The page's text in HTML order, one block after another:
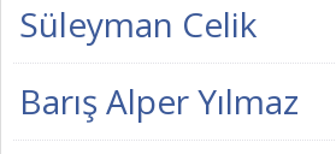
Süleyman Celik
Barış Alper Yılmaz